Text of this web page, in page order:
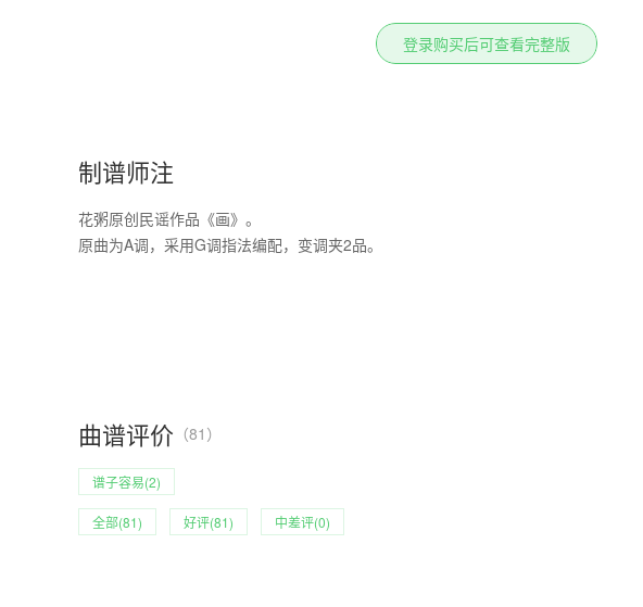
登录购买后可查看完整版
制谱师注
花粥原创民谣作品《画》。
原曲为A调，采用G调指法编配，变调夹2品。
曲谱评价 （81）
谱子容易(2)
全部(81) 好评(81) 中差评(0)